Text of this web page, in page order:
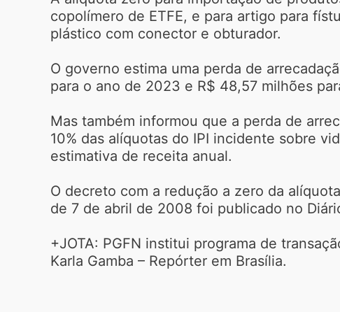
copolímero de ETFE, e para artigo para
plástico com conector e obturador.
O governo estima uma perda de
para o ano de 2023 e R$ 48,57 milhões
Mas também informou que a perda de
10% das alíquotas do IPI incidente sobre
estimativa de receita anual.
O decreto com a redução a zero da
de 7 de abril de 2008 foi publicado no
+JOTA: PGFN institui programa de
Karla Gamba – Repórter em Brasília.